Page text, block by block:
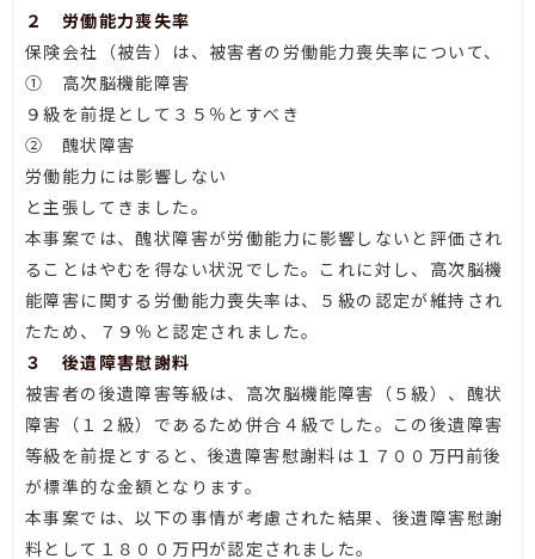
２ 労働能力喪失率
保険会社（被告）は、被害者の労働能力喪失率について、
① 高次脳機能障害
９級を前提として３５％とすべき
② 醜状障害
労働能力には影響しない
と主張してきました。
本事案では、醜状障害が労働能力に影響しないと評価され
ることはやむを得ない状況でした。これに対し、高次脳機
能障害に関する労働能力喪失率は、５級の認定が維持され
たため、７９％と認定されました。
３ 後遺障害慰謝料
被害者の後遺障害等級は、高次脳機能障害（５級）、醜状
障害（１２級）であるため併合４級でした。この後遺障害
等級を前提とすると、後遺障害慰謝料は１７００万円前後
が標準的な金額となります。
本事案では、以下の事情が考慮された結果、後遺障害慰謝
料として１８００万円が認定されました。